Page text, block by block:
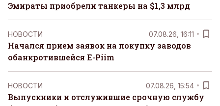
Эмираты приобрели танкеры на $1,3 млрд
НОВОСТИ 07.08.26, 16:11
Начался прием заявок на покупку заводов
обанкротившейся E-Piim
НОВОСТИ 07.08.26, 15:54
Выпускники и отслужившие срочную службу